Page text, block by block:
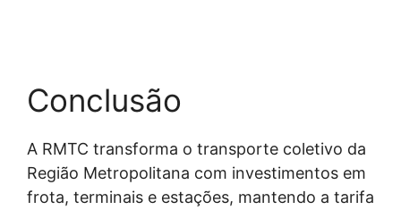
Conclusão
A RMTC transforma o transporte coletivo da
Região Metropolitana com investimentos em
frota, terminais e estações, mantendo a tarifa